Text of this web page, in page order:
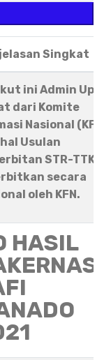
Singkat
ini Admin
dari Komite
Nasional
Usulan
STR-TTK
secara
oleh KFN.
HASIL